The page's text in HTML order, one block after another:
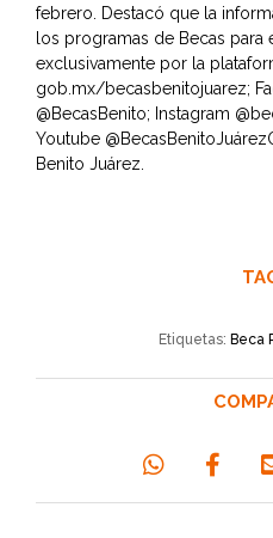
febrero. Destacó que la
los programas de Becas para
exclusivamente por la
gob.mx/becasbenitojuarez;
@BecasBenito; Instagram
Youtube
Benito Juárez.
Etiquetas: Beca